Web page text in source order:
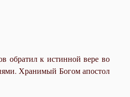
об­ра­тил к ис­тин­ной ве­ре во
Хра­ни­мый Бо­гом апо­стол